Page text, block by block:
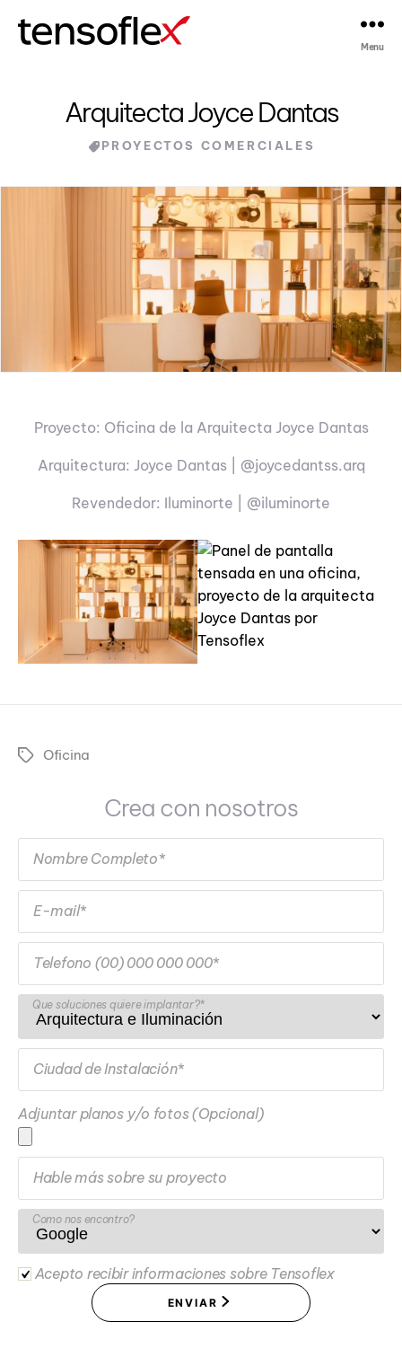
Menu
Arquitecta Joyce Dantas
Categories
PROYECTOS COMERCIALES
Proyecto: Oficina de la Arquitecta Joyce Dantas
Arquitectura: Joyce Dantas | @joycedantss.arq
Revendedor: Iluminorte | @iluminorte
TagsOficina
Crea con nosotros
Nombre Completo*
E-mail*
Telefono (00) 000 000 000*
Que soluciones quiere implantar?*
Ciudad de Instalación*
Adjuntar planos y/o fotos (Opcional)
Hable más sobre su proyecto
Como nos encontro?
Acepto recibir informaciones sobre Tensoflex
ENVIAR